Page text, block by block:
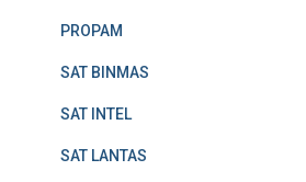
PROPAM
SAT BINMAS
SAT INTEL
SAT LANTAS